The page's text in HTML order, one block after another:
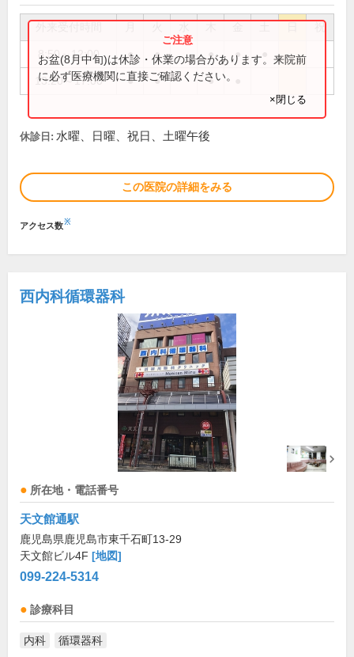
祝
8:50～12:00 ● ● ● ●
13:20～17:00 ● ● ●
お盆(8月中旬)は休診・休業の場合があります。来院前
に必ず医療機関に直接ご確認ください。
×閉じる
休診日: 水曜、日曜、祝日、土曜午後
この医院の詳細をみる
アクセス数※
西内科循環器科
所在地・電話番号
天文館通駅
鹿児島県鹿児島市東千石町13-29
天文館ビル4F [地図]
099-224-5314
診療科目
内科 循環器科